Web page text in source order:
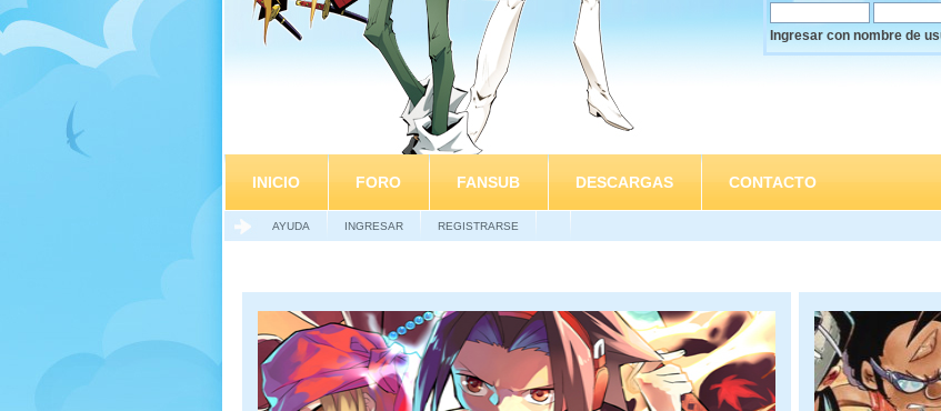
Ingresar con nombre de
INICIO FORO FANSUB DESCARGAS CONTACTO
AYUDA INGRESAR REGISTRARSE